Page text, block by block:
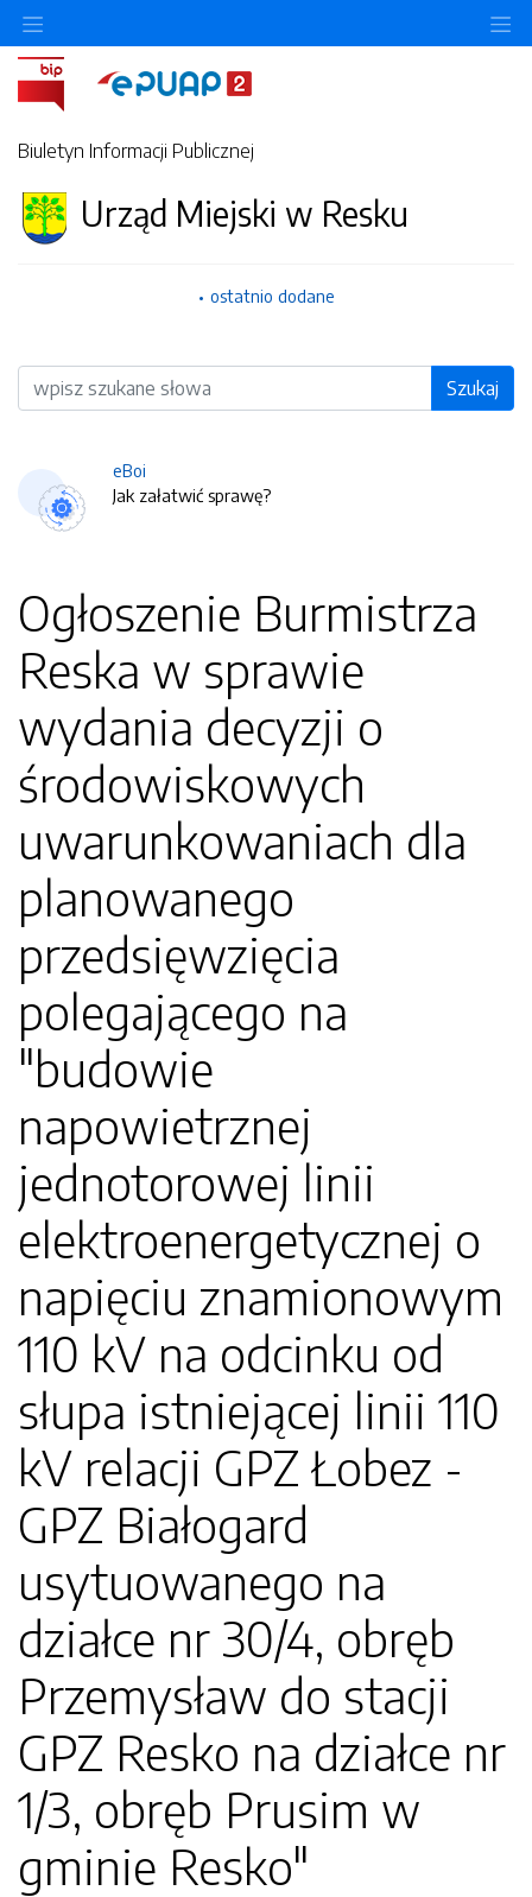
Biuletyn Informacji Publicznej
Urząd Miejski w Resku
ostatnio dodane
Wyszukiwarka Szukaj
eBoi
Jak załatwić sprawę?
Ogłoszenie Burmistrza
Reska w sprawie
wydania decyzji o
środowiskowych
uwarunkowaniach dla
planowanego
przedsięwzięcia
polegającego na
"budowie
napowietrznej
jednotorowej linii
elektroenergetycznej o
napięciu znamionowym
110 kV na odcinku od
słupa istniejącej linii 110
kV relacji GPZ Łobez -
GPZ Białogard
usytuowanego na
działce nr 30/4, obręb
Przemysław do stacji
GPZ Resko na działce nr
1/3, obręb Prusim w
gminie Resko"